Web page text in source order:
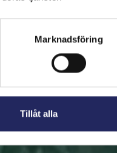
Marknadsföring
Tillåt alla
present. En bit av